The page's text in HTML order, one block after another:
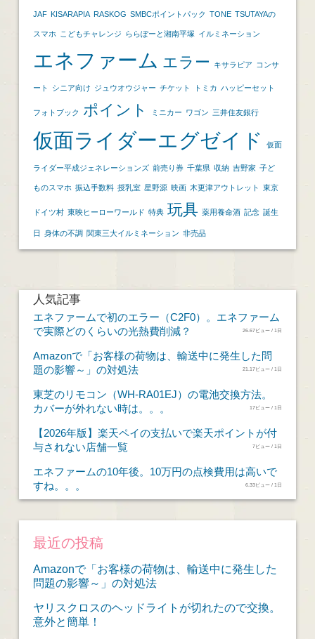
JAF KISARAPIA RASKOG SMBCポイントパック TONE TSUTAYAの
スマホ こどもチャレンジ ららぽーと湘南平塚 イルミネーション
エネファーム エラー キサラピア コンサ
ート シニア向け ジュウオウジャー チケット トミカ ハッピーセット
フォトブック ポイント ミニカー ワゴン 三井住友銀行
仮面ライダーエグゼイド 仮面
ライダー平成ジェネレーションズ 前売り券 千葉県 収納 吉野家 子ど
ものスマホ 振込手数料 授乳室 星野源 映画 木更津アウトレット 東京
ドイツ村 東映ヒーローワールド 特典 玩具 薬用養命酒 記念 誕生
日 身体の不調 関東三大イルミネーション 非売品
人気記事
エネファームで初のエラー（C2F0）。エネファーム
で実際どのくらいの光熱費削減？
26.67ビュー / 1日
Amazonで「お客様の荷物は、輸送中に発生した問
題の影響～」の対処法
21.17ビュー / 1日
東芝のリモコン（WH-RA01EJ）の電池交換方法。
カバーが外れない時は。。。
17ビュー / 1日
【2026年版】楽天ペイの支払いで楽天ポイントが付
与されない店舗一覧
7ビュー / 1日
エネファームの10年後。10万円の点検費用は高いで
すね。。。
6.33ビュー / 1日
最近の投稿
Amazonで「お客様の荷物は、輸送中に発生した
問題の影響～」の対処法
ヤリスクロスのヘッドライトが切れたので交換。
意外と簡単！